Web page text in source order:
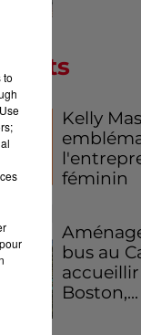
Kelly
féminin
bus au
Boston,...
to